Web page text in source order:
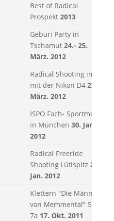
Best of Radical
Prospekt 2013
Geburi Party in
Tschamut 24.- 25.
März. 2012
Radical Shooting im Hy
mit der Nikon D4 22.
März. 2012
ISPO Fach- Sportmesse
in München 30. Jan.
2012
Radical Freeride
Shooting Lütispitz 26.
Jan. 2012
Klettern "Die Männer
von Memmental" 5 SL,
7a 17. Okt. 2011